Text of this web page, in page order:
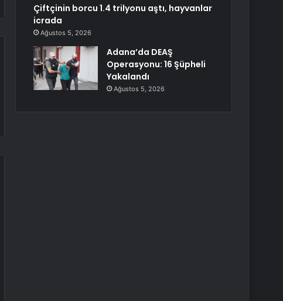
Çiftçinin borcu 1.4 trilyonu aştı, hayvanlar
icrada
Ağustos 5, 2026
Adana’da DEAŞ
Operasyonu: 16 Şüpheli
Yakalandı
Ağustos 5, 2026